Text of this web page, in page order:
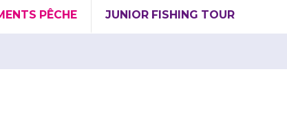
PÊCHE JUNIOR FISHING TOUR